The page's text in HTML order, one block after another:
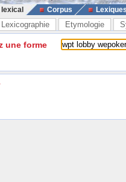
Corpus
Lexicographie Etymologie
une forme